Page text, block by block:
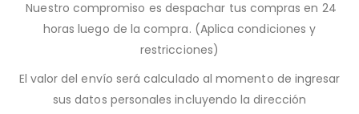
Nuestro compromiso es despachar tus compras en 24
horas luego de la compra. (Aplica condiciones y
restricciones)
El valor del envío será calculado al momento de ingresar
sus datos personales incluyendo la dirección